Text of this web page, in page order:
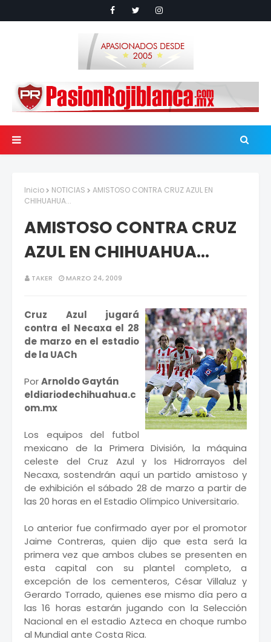
Inicio NOTICIAS
AMISTOSO CONTRA CRUZ AZUL EN
CHIHUAHUA...
AMISTOSO CONTRA CRUZ
AZUL EN CHIHUAHUA...
TAKER MARZO 24, 2009
Cruz Azul jugará
contra el Necaxa el 28
de marzo en el estadio
de la UACh
PorArnoldo Gaytán
eldiariodechihuahua.c
om.mx
Los equipos del futbol
mexicano de la Primera División, la máquina
celeste del Cruz Azul y los Hidrorrayos del
Necaxa, sostendrán aquí un partido amistoso y
de exhibición el sábado 28 de marzo a partir de
las 20 horas en el Estadio Olímpico Universitario.
Lo anterior fue confirmado ayer por el promotor
Jaime Contreras, quien dijo que esta será la
primera vez que ambos clubes se presenten en
esta capital con su plantel completo, a
excepción de los cementeros, César Villaluz y
Gerardo Torrado, quienes ese mismo día pero a
las 16 horas estarán jugando con la Selección
Nacional en el estadio Azteca en choque rumbo
al Mundial ante Costa Rica.